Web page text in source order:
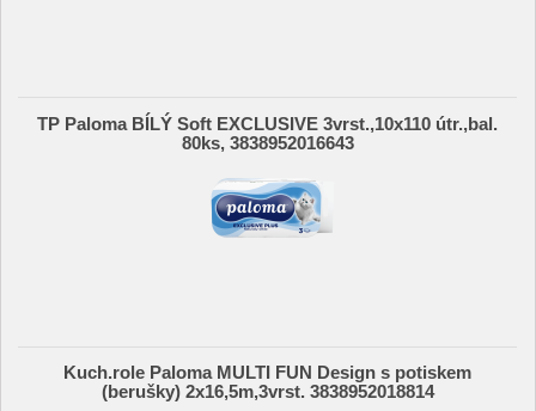
TP Paloma BÍLÝ Soft EXCLUSIVE 3vrst.,10x110 útr.,bal.
80ks, 3838952016643
Kuch.role Paloma MULTI FUN Design s potiskem
(berušky) 2x16,5m,3vrst. 3838952018814